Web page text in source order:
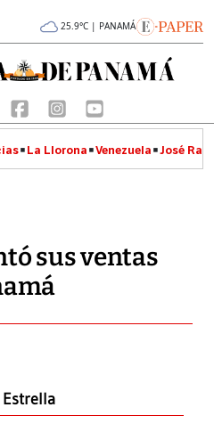
25.9°C | PANAMÁ
La Llorona Venezuela José
sus ventas
Estrella